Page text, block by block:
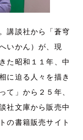
講談社から「蒼穹
いかん）が、現
た昭和１１年、中
に迫る人々を描き
て」から２５年、
社文庫から販売中
の書籍販売サイト